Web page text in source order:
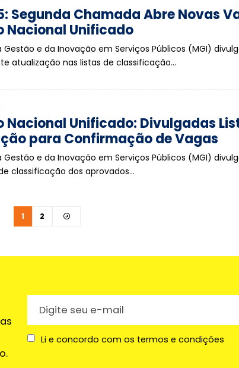
Segunda Chamada Abre Novas
Nacional Unificado
Gestão e da Inovação em Serviços Públicos (MGI)
atualização nas listas de classificação…
Nacional Unificado: Divulgadas
para Confirmação de Vagas
Gestão e da Inovação em Serviços Públicos (MGI)
classificação dos aprovados…
1 2
Li e concordo com os termos e condições